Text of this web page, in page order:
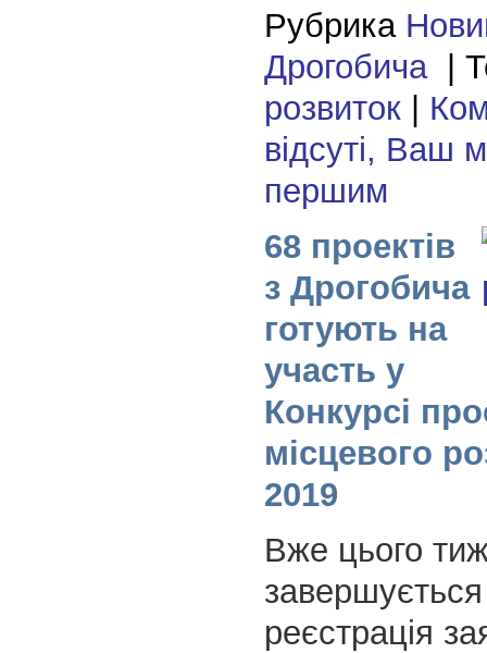
Рубрика
Дрогобича|
розвиток|
відсуті, Ваш
першим
68 проектів
з Дрогобича
готують на
участь у
Конкурсі
місцевого
2019
Вже цього
реєстрація